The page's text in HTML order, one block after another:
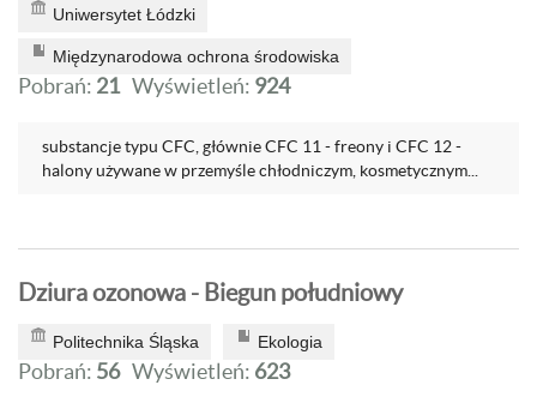
Uniwersytet Łódzki
Międzynarodowa ochrona środowiska
Pobrań: 21 Wyświetleń: 924
substancje typu CFC, głównie CFC 11 - freony i CFC 12 -
halony używane w przemyśle chłodniczym, kosmetycznym...
Dziura ozonowa - Biegun południowy
Politechnika Śląska Ekologia
Pobrań: 56 Wyświetleń: 623